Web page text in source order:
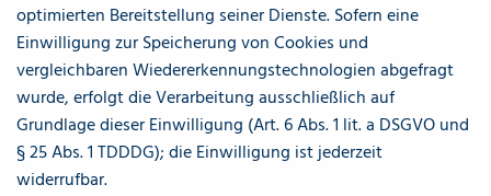
optimierten Bereitstellung seiner Dienste. Sofern eine
Einwilligung zur Speicherung von Cookies und
vergleichbaren Wiedererkennungstechnologien abgefragt
wurde, erfolgt die Verarbeitung ausschließlich auf
Grundlage dieser Einwilligung (Art. 6 Abs. 1 lit. a DSGVO und
§ 25 Abs. 1 TDDDG); die Einwilligung ist jederzeit
widerrufbar.